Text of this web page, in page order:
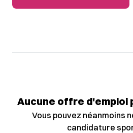
Aucune offre d'emploi
Vous pouvez néanmoins
candidature